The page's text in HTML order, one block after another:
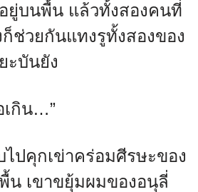
ยู่บนพื้น แล้วทั้งสองคนที่
ช่วยกันแทงรูทั้งสองของ
ะบันยัง
เกิน…”
ปคุกเข่าคร่อมศีรษะของ
เขาขยุ้มผมของอนุลี่